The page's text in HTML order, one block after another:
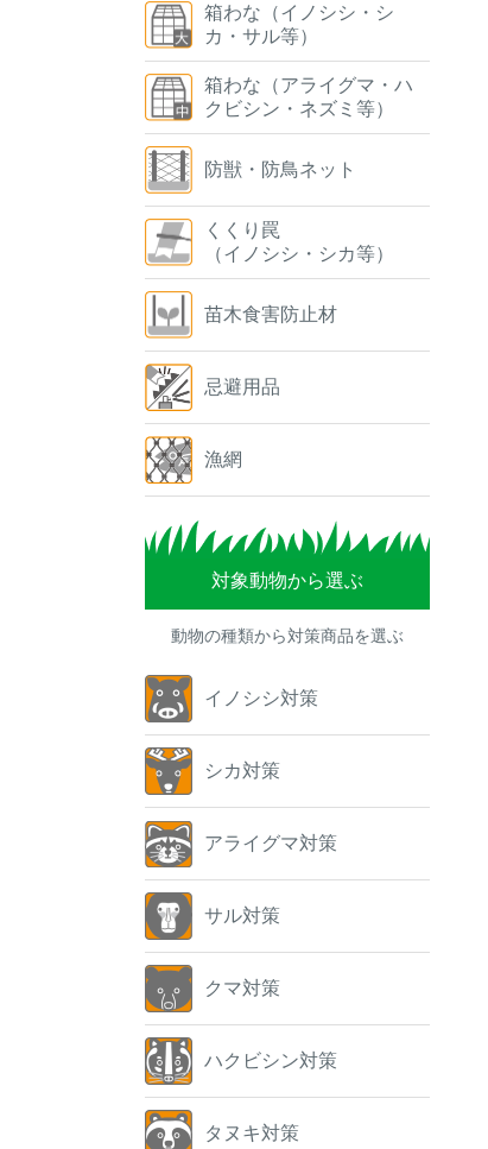
箱わな（イノシシ・シ
カ・サル等）
箱わな（アライグマ・ハ
クビシン・ネズミ等）
防獣・防鳥ネット
くくり罠
（イノシシ・シカ等）
苗木食害防止材
忌避用品
漁網
対象動物から選ぶ
動物の種類から対策商品を選ぶ
イノシシ対策
シカ対策
アライグマ対策
サル対策
クマ対策
ハクビシン対策
タヌキ対策